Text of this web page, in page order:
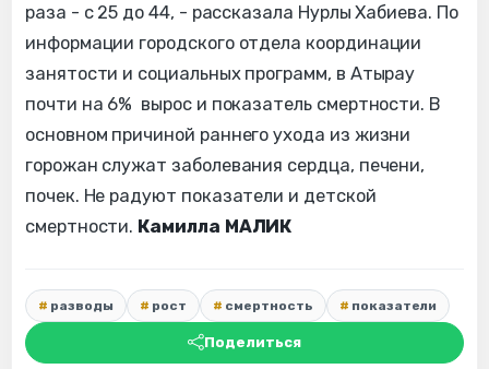
раза - с 25 до 44, - рассказала Нурлы Хабиева. По
информации городского отдела координации
занятости и социальных программ, в Атырау
почти на 6% вырос и показатель смертности. В
основном причиной раннего ухода из жизни
горожан служат заболевания сердца, печени,
почек. Не радуют показатели и детской
смертности. Камилла МАЛИК
разводы рост смертность показатели
Поделиться